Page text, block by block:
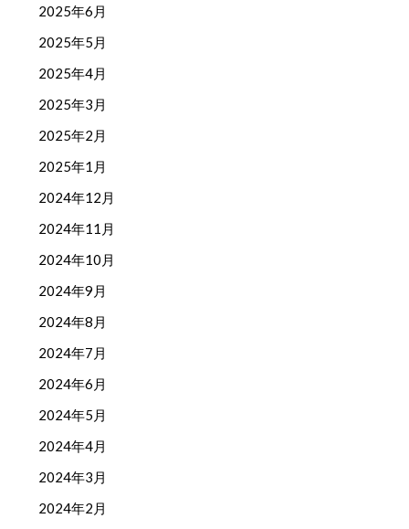
2025年6月
2025年5月
2025年4月
2025年3月
2025年2月
2025年1月
2024年12月
2024年11月
2024年10月
2024年9月
2024年8月
2024年7月
2024年6月
2024年5月
2024年4月
2024年3月
2024年2月